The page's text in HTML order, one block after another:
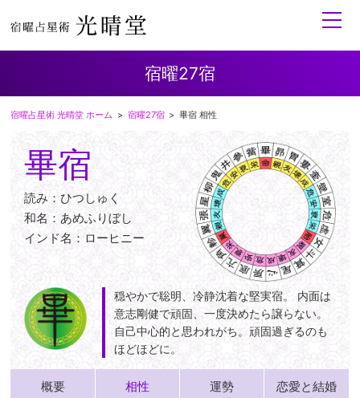
toggle
宿曜27宿
宿曜占星術 光晴堂 ホーム 宿曜27宿 畢宿 相性
畢宿
読み：ひつしゅく
和名：あめふりぼし
インド名：ローヒニー
穏やかで聡明、冷静沈着な堅実宿。 内面は
意志剛健で頑固、一度決めたら譲らない。
自己中心的と思われがち。頑固過ぎるのも
ほどほどに。
概要 相性 運勢 恋愛と結婚